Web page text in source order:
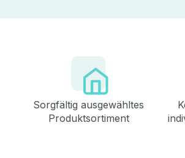
Sorgfältig ausgewähltes
Produktsortiment